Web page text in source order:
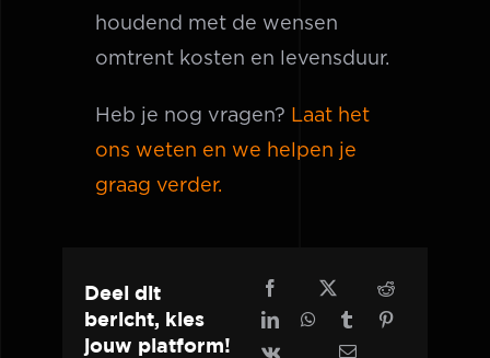
houdend met de wensen
omtrent kosten en levensduur.
Heb je nog vragen? Laat het
ons weten en we helpen je
graag verder.
Deel dit
bericht, kies
jouw platform!